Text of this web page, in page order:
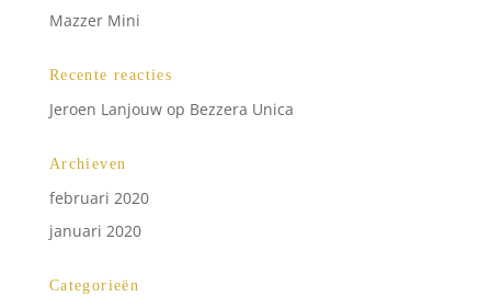
Mazzer Mini
Recente reacties
Jeroen Lanjouwop Bezzera Unica
Archieven
februari 2020
januari 2020
Categorieën